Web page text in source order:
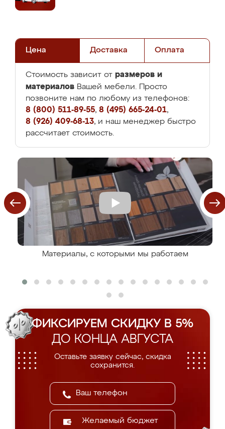
Цена Доставка Оплата
Стоимость зависит от размеров и
материалов Вашей мебели. Просто
позвоните нам по любому из телефонов:
8 (800) 511-89-55, 8 (495) 665-24-01,
8 (926) 409-68-13, и наш менеджер быстро
рассчитает стоимость.
Материалы, с которыми мы работаем
ФИКСИРУЕМ СКИДКУ В 5%
ДО КОНЦА АВГУСТА
Оставьте заявку сейчас, скидка
сохранится.
Желаемый бюджет